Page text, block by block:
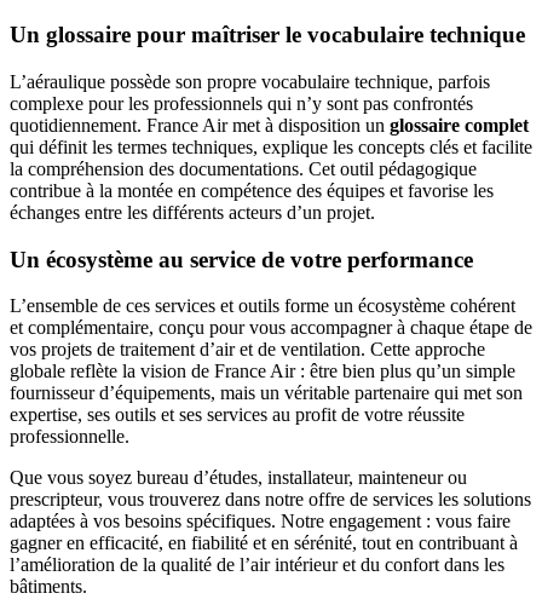
Un glossaire pour maîtriser le vocabulaire technique
L’aéraulique possède son propre vocabulaire technique, parfois
complexe pour les professionnels qui n’y sont pas confrontés
quotidiennement. France Air met à disposition un glossaire complet
qui définit les termes techniques, explique les concepts clés et facilite
la compréhension des documentations. Cet outil pédagogique
contribue à la montée en compétence des équipes et favorise les
échanges entre les différents acteurs d’un projet.
Un écosystème au service de votre performance
L’ensemble de ces services et outils forme un écosystème cohérent
et complémentaire, conçu pour vous accompagner à chaque étape de
vos projets de traitement d’air et de ventilation. Cette approche
globale reflète la vision de France Air : être bien plus qu’un simple
fournisseur d’équipements, mais un véritable partenaire qui met son
expertise, ses outils et ses services au profit de votre réussite
professionnelle.
Que vous soyez bureau d’études, installateur, mainteneur ou
prescripteur, vous trouverez dans notre offre de services les solutions
adaptées à vos besoins spécifiques. Notre engagement : vous faire
gagner en efficacité, en fiabilité et en sérénité, tout en contribuant à
l’amélioration de la qualité de l’air intérieur et du confort dans les
bâtiments.